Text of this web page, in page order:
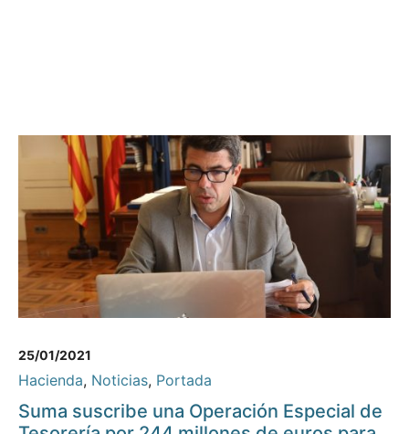
25/01/2021
Hacienda, Noticias, Portada
Suma suscribe una Operación Especial de